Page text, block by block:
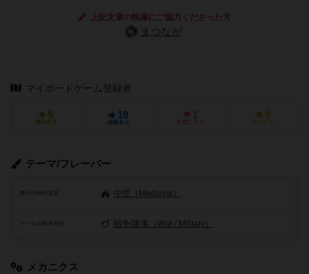
上記文章の執筆にご協力くださった方
まつなが
マイボードゲーム登録者
9
興味あり
18
経験あり
1
お気に入り
9
持ってる
テーマ/フレーバー
舞台の時代背景 中世（Medieval）
ゲームの基本目的 戦争/軍事（War / Militaly）
メカニクス